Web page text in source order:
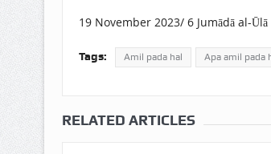
19 November 2023/ 6 Jumādā al-
Tags: Amil pada hal Apa amil pada
RELATED ARTICLES